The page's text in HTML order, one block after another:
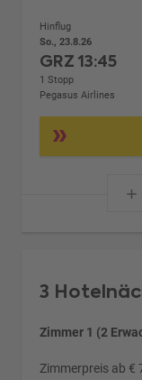
Hinflug
So., 23.8.26
GRZ13:45
1 Stopp
Pegasus Airlines
3
Zimmer 1 (2
Zimmerpreis ab €